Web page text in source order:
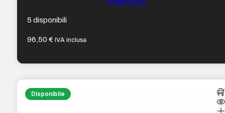
5 disponibili
96,50€ IVA inclusa
Disponibile